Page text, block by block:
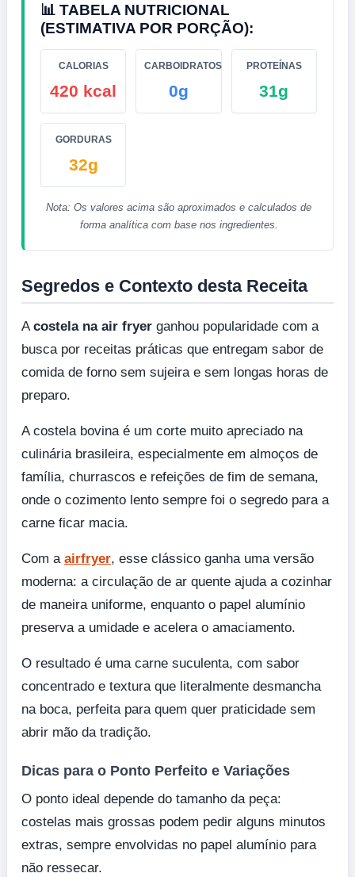
📊 TABELA NUTRICIONAL
(ESTIMATIVA POR PORÇÃO):
CALORIAS
420 kcal
CARBOIDRATOS
0g
PROTEÍNAS
31g
GORDURAS
32g
Nota: Os valores acima são aproximados e calculados de
forma analítica com base nos ingredientes.
Segredos e Contexto desta Receita
Acostela na air fryer ganhou popularidade com a
busca por receitas práticas que entregam sabor de
comida de forno sem sujeira e sem longas horas de
preparo.
A costela bovina é um corte muito apreciado na
culinária brasileira, especialmente em almoços de
família, churrascos e refeições de fim de semana,
onde o cozimento lento sempre foi o segredo para a
carne ficar macia.
Com a airfryer, esse clássico ganha uma versão
moderna: a circulação de ar quente ajuda a cozinhar
de maneira uniforme, enquanto o papel alumínio
preserva a umidade e acelera o amaciamento.
O resultado é uma carne suculenta, com sabor
concentrado e textura que literalmente desmancha
na boca, perfeita para quem quer praticidade sem
abrir mão da tradição.
Dicas para o Ponto Perfeito e Variações
O ponto ideal depende do tamanho da peça:
costelas mais grossas podem pedir alguns minutos
extras, sempre envolvidas no papel alumínio para
não ressecar.